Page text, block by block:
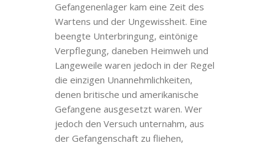
Gefangenenlager kam eine Zeit des
Wartens und der Ungewissheit. Eine
beengte Unterbringung, eintönige
Verpflegung, daneben Heimweh und
Langeweile waren jedoch in der Regel
die einzigen Unannehmlichkeiten,
denen britische und amerikanische
Gefangene ausgesetzt waren. Wer
jedoch den Versuch unternahm, aus
der Gefangenschaft zu fliehen,